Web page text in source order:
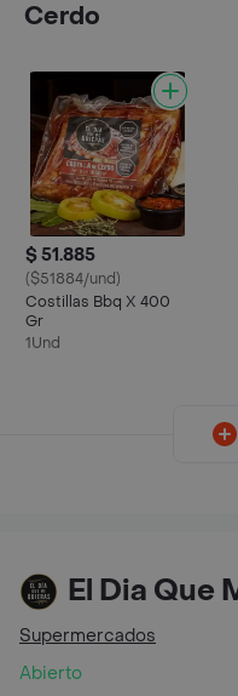
Cerdo
$ 51.885
($51884/und)
Costillas Bbq X 400
Gr
1Und
El Dia Que
Supermercados
Abierto